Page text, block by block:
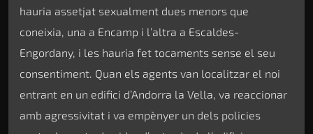
hauria assetjat sexualment dues menors que
coneixia, una a Encamp i l’altra a Escaldes-
Engordany, i les hauria fet tocaments sense el seu
consentiment. Quan els agents van localitzar el noi
entrant en un edifici d’Andorra la Vella, va reaccionar
amb agressivitat i va empènyer un dels policies